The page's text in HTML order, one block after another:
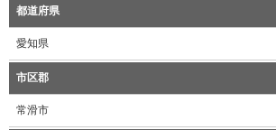
都道府県
愛知県
市区郡
常滑市